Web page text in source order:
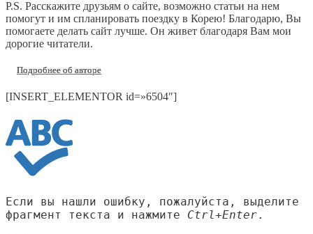
P.S. Расскажите друзьям о сайте, возможно статьи на нем
помогут и им спланировать поездку в Корею! Благодарю, Вы
помогаете делать сайт лучше. Он живет благодаря Вам мои
дорогие читатели.
Подробнее об авторе
[INSERT_ELEMENTOR id=»6504″]
Если вы нашли ошибку, пожалуйста, выделите
фрагмент текста и нажмите Ctrl+Enter.